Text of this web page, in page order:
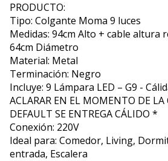
PRODUCTO:
Tipo: Colgante Moma 9 luces
Medidas: 94cm Alto + cable altura
64cm Diámetro
Material: Metal
Terminación: Negro
Incluye: 9 Lámpara LED – G9 -
ACLARAR EN EL MOMENTO DE LA
DEFAULT SE ENTREGA CÁLIDO *
Conexión: 220V
Ideal para: Comedor, Living,
entrada, Escalera